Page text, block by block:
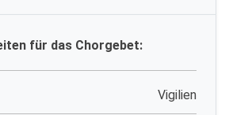
für das Chorgebet:
Vigilien